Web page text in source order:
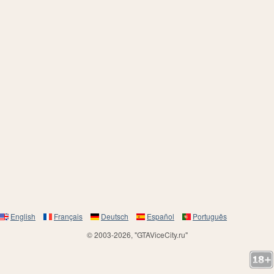
English Français Deutsch Español
Português
© 2003-2026, "GTAViceCity.ru"